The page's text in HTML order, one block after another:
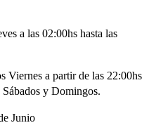
a las 02:00hs hasta las
Viernes a partir de las 22:00hs
y Domingos.
Junio